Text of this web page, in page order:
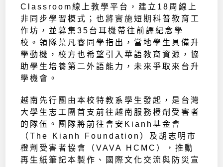
Classroom線上教學平台，建立18周線上
非同步學習模式；也將實施短期科普教育工
作坊，並募集35台耳機帶往前譯紀念學
校。領隊葉凡睿同學指出，當地學生具備升
學動機，校方也希望引入華語教育資源，協
助學生培養第二外語能力，未來爭取來台升
學機會。
越南先行團由本校特教系學生發起，是台灣
大學生志工團首支前往越南服務橙劑受害者
的隊伍。團隊將前往會安Kianh基金會
（The Kianh Foundation）及胡志明市
橙劑受害者協會（VAVA HCMC），推動
再生紙筆記本製作、國際文化交流與防災宣